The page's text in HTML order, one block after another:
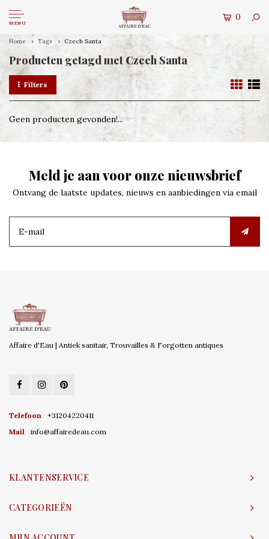
MENU
0
Home Tags Czech Santa
Producten getagd met Czech Santa
Filters
Geen producten gevonden!...
Meld je aan voor onze nieuwsbrief
Ontvang de laatste updates, nieuws en aanbiedingen via email
Affaire d'Eau | Antiek sanitair, Trouvailles & Forgotten antiques
Telefoon
+31204220411
Mail
info@affairedeau.com
KLANTENSERVICE
CATEGORIEËN